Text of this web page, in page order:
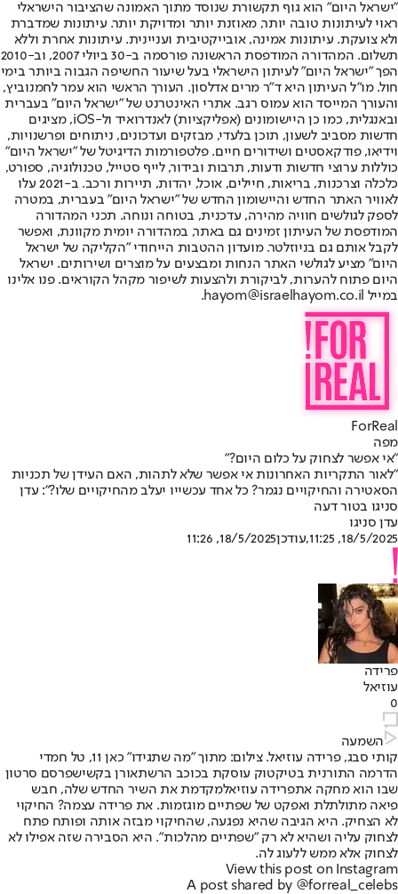
"ישראל היום" הוא גוף תקשורת שנוסד מתוך האמונה שהציבור הישראלי
ראוי לעיתונות טובה יותר, מאוזנת יותר ומדויקת יותר. עיתונות שמדברת
ולא צועקת. עיתונות אמינה, אובייקטיבית ועניינית. עיתונות אחרת וללא
תשלום. המהדורה המודפסת הראשונה פורסמה ב-30 ביולי 2007, וב-2010
הפך "ישראל היום" לעיתון הישראלי בעל שיעור החשיפה הגבוה ביותר בימי
חול. מו"ל העיתון היא ד"ר מרים אדלסון. העורך הראשי הוא עמר לחמנוביץ,
והעורך המייסד הוא עמוס רגב. אתרי האינטרנט של "ישראל היום" בעברית
ובאנגלית, כמו כן היישומונים (אפליקציות) לאנדרואיד ול-iOS, מציגים
חדשות מסביב לשעון, תוכן בלעדי, מבזקים ועדכונים, ניתוחים ופרשנויות,
וידיאו, פודקאסטים ושידורים חיים. פלטפורמות הדיגיטל של "ישראל היום"
כוללות ערוצי חדשות ודעות, תרבות ובידור, לייף סטייל, טכנולוגיה, ספורט,
כלכלה וצרכנות, בריאות, חיילים, אוכל, יהדות, תיירות ורכב. ב-2021 עלו
לאוויר האתר החדש והיישומון החדש של "ישראל היום" בעברית, במטרה
לספק לגולשים חוויה מהירה, עדכנית, בטוחה ונוחה. תכני המהדורה
המודפסת של העיתון זמינים גם באתר, במהדורה יומית מקוונת, ואפשר
לקבל אותם גם בניוזלטר. מועדון ההטבות הייחודי "הקליקה של ישראל
היום" מציע לגולשי האתר הנחות ומבצעים על מוצרים ושירותים. ישראל
היום פתוח להערות, לביקורת ולהצעות לשיפור מקהל הקוראים. פנו אלינו
במייל hayom@israelhayom.co.il.
ForReal
מפה
"אי אפשר לצחוק על כלום היום?"
"לאור התקריות האחרונות אי אפשר שלא לתהות, האם העידן של תכניות
הסאטירה והחיקויים נגמר? כל אחד עכשייו יעלב מהחיקויים שלו?": עדן
סניגו בטור דעה
עדן סניגו
18/5/2025, 11:25
,עודכן18/5/2025, 11:26
פרידה
עוזיאל
0
השמעה
קותי סבג, פרידה עוזיאל. צילום: מתוך "מה שתגידו" כאן 11, טל חמדי
הדרמה התורנית בטיקטוק עוסקת בכוכב הרשתאורן בקשישפרסם סרטון
שבו הוא מחקה אתפרידה עוזיאלמקדמת את השיר החדש שלה, חבש
פיאה מתולתלת ואפקט של שפתיים מוגזמות. את פרידה עצמה? החיקוי
לא הצחיק. היא הגיבה שהיא נפגעה, שהחיקוי מבזה אותה ופותח פתח
לצחוק עליה ושהיא לא רק ״שפתיים מהלכות״. היא הסבירה שזה אפילו לא
לצחוק אלא ממש ללעוג לה.
View this post on Instagram
A post shared by @forreal_celebs